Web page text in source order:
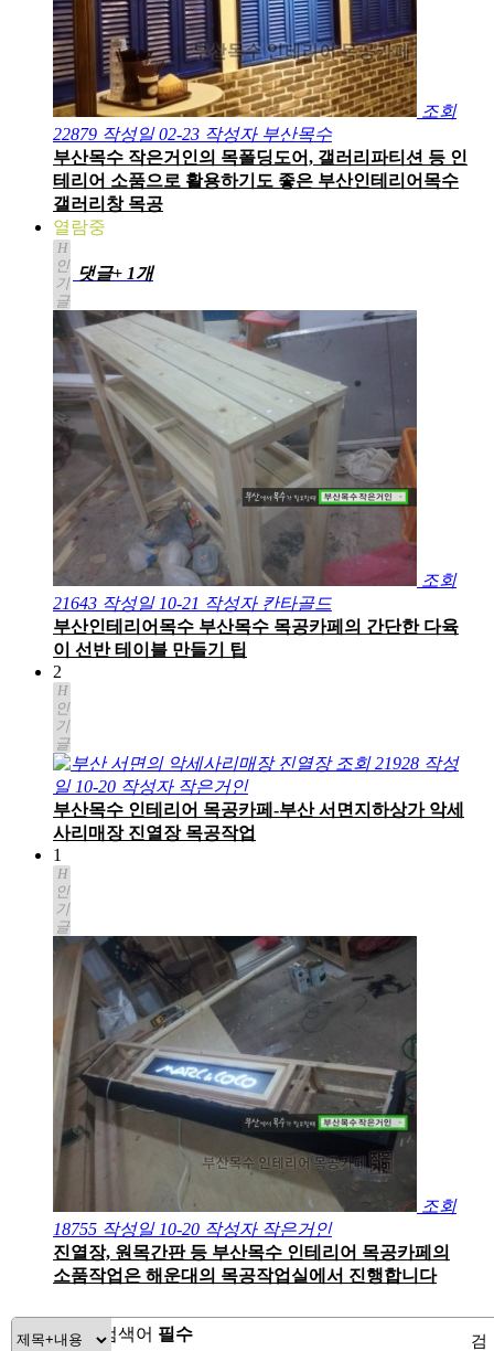
조회
22879 작성일02-23 작성자 부산목수
부산목수 작은거인의 목폴딩도어, 갤러리파티션 등 인
테리어 소품으로 활용하기도 좋은 부산인테리어목수
갤러리창 목공
열람중
H
인
기
글
댓글+ 1개
조회
21643 작성일 10-21 작성자 칸타골드
부산인테리어목수 부산목수 목공카페의 간단한 다육
이 선반 테이블 만들기 팁
2
H
인
기
글
조회21928 작성
일 10-20 작성자 작은거인
부산목수 인테리어 목공카페-부산 서면지하상가 악세
사리매장 진열장 목공작업
1
H
인
기
글
조회
18755 작성일 10-20 작성자 작은거인
진열장, 원목간판 등 부산목수 인테리어 목공카페의
소품작업은 해운대의 목공작업실에서 진행합니다
검색대상 검색어 필수 검